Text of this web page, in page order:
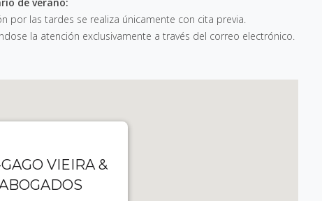
por las tardes se realiza únicamente con cita previa.
la atención exclusivamente a través del correo electrónico.
VIEIRA &